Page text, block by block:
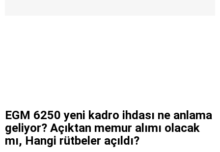
EGM 6250 yeni kadro ihdası ne anlama
geliyor? Açıktan memur alımı olacak
mı, Hangi rütbeler açıldı?